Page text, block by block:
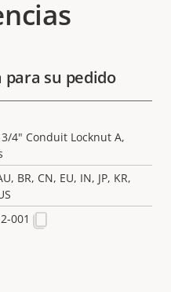
para su pedido
3/4" Conduit Locknut A,
BR, CN, EU, IN, JP, KR,
001